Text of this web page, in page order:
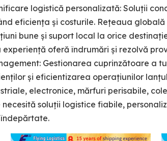
logistică personalizată: Soluții
eficiența și costurile. Rețeaua
bune și suport local la orice
oferă îndrumări și rezolvă
Gestionarea cuprinzătoare a
și eficientizarea operațiunilor
electronice, mărfuri perisabile,
soluții logistice fiabile,